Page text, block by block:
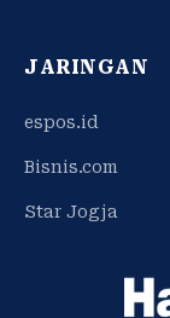
JARINGAN
espos.id
Bisnis.com
Star Jogja